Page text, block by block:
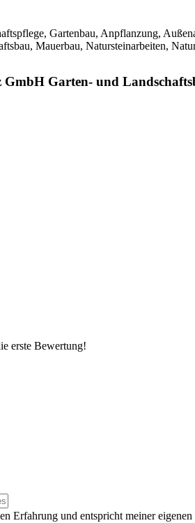
Gartenbau, Anpflanzung,
Mauerbau, Natursteinarbeiten,
Garten- und
erste Bewertung!
Erfahrung und entspricht meiner